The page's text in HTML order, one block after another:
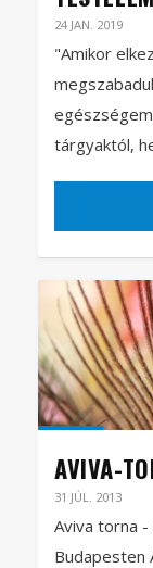
24 JAN. 2019
"Amikor
tárgyaktól,
AVIVA-
31 JÚL. 2013
Aviva torna
Budapesten